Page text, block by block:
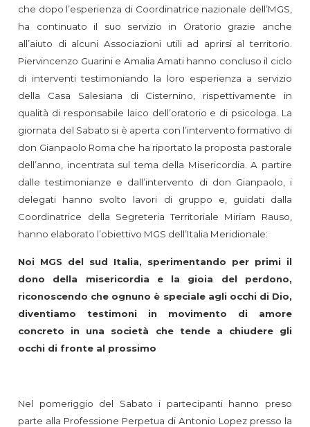
che dopo l’esperienza di Coordinatrice nazionale dell’MGS,
ha continuato il suo servizio in Oratorio grazie anche
all’aiuto di alcuni Associazioni utili ad aprirsi al territorio.
Piervincenzo Guarini e Amalia Amati hanno concluso il ciclo
di interventi testimoniando la loro esperienza a servizio
della Casa Salesiana di Cisternino, rispettivamente in
qualità di responsabile laico dell’oratorio e di psicologa. La
giornata del Sabato si è aperta con l’intervento formativo di
don Gianpaolo Roma che ha riportato la proposta pastorale
dell’anno, incentrata sul tema della Misericordia. A partire
dalle testimonianze e dall’intervento di don Gianpaolo, i
delegati hanno svolto lavori di gruppo e, guidati dalla
Coordinatrice della Segreteria Territoriale Miriam Rauso,
hanno elaborato l’obiettivo MGS dell’Italia Meridionale:
Noi MGS del sud Italia, sperimentando per primi il
dono della misericordia e la gioia del perdono,
riconoscendo che ognuno è speciale agli occhi di Dio,
diventiamo testimoni in movimento di amore
concreto in una società che tende a chiudere gli
occhi di fronte al prossimo
Nel pomeriggio del Sabato i partecipanti hanno preso
parte alla Professione Perpetua di Antonio Lopez presso la